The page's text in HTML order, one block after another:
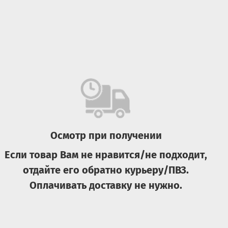
Осмотр при получении
Если товар Вам не нравится/не подходит,
отдайте его обратно курьеру/ПВЗ.
Оплачивать доставку не нужно.